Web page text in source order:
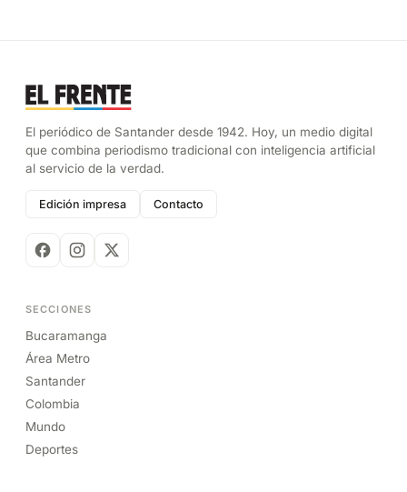
El periódico de Santander desde 1942. Hoy, un medio digital
que combina periodismo tradicional con inteligencia artificial
al servicio de la verdad.
Edición impresa Contacto
SECCIONES
Bucaramanga
Área Metro
Santander
Colombia
Mundo
Deportes